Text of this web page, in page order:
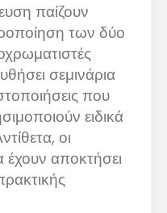
παίζουν
των δύο
σεμινάρια
που
ειδικά
οι
έχουν αποκτήσει